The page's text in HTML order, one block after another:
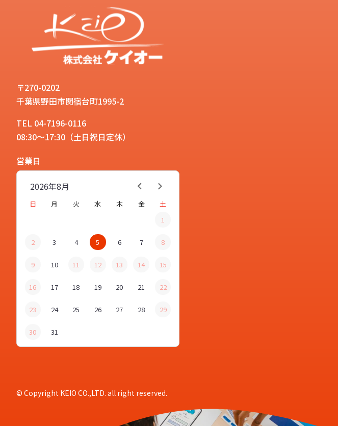
〒270-0202
千葉県野田市関宿台町1995-2
TEL 04-7196-0116
08:30～17:30（土日祝日定休）
営業日
8月
2026年
日 月 火 水 木 金
土
1
2 3 4 5 6 7 8
9 10 11 12 13 14 15
16 17 18 19 20 21 22
23 24 25 26 27 28 29
30 31
© Copyright KEIO CO.,LTD. all right reserved.